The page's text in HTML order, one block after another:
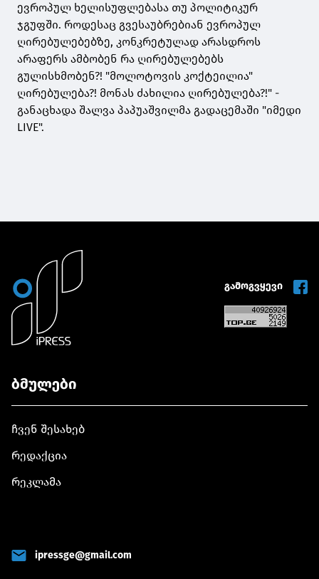
ევროპულ ხელისუფლებასა თუ პოლიტიკურ
ჯგუფში. როდესაც გვესაუბრებიან ევროპულ
ღირებულებებზე, კონკრეტულად არასდროს
არაფერს ამბობენ რა ღირებულებებს
გულისხმობენ?! "მოლოტოვის კოქტეილია"
ღირებულება?! მონას ძახილია ღირებულება?!" -
განაცხადა შალვა პაპუაშვილმა გადაცემაში "იმედი
LIVE".
გამოგვყევი
ბმულები
ჩვენ შესახებ
რედაქცია
რეკლამა
ipressge@gmail.com